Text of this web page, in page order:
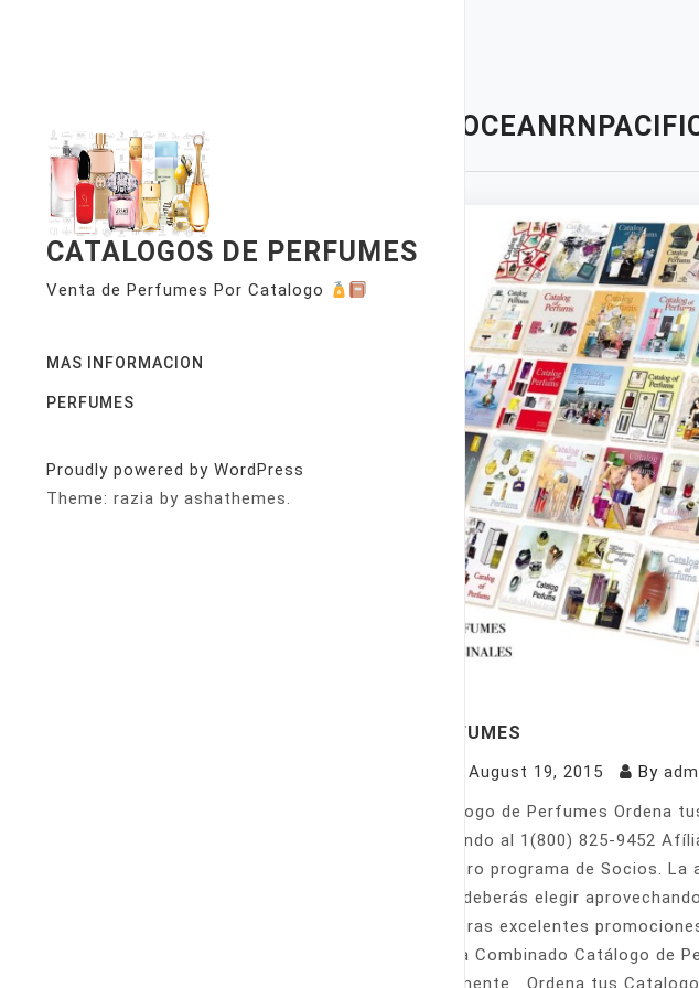
CATALOGOS DE PERFUMES
Venta de Perfumes Por Catalogo
MAS INFORMACION
PERFUMES
Proudly powered by WordPress
Theme: razia by ashathemes.
PERFUMES
August 19, 2015 By
Catálogo de Perfumes Ordena
llamando al 1(800) 825-9452
nuestro programa de Socios.
Sólo deberás elegir
nuestras excelentes
Venta Combinado Catálogo de
fácilmente Ordena tus